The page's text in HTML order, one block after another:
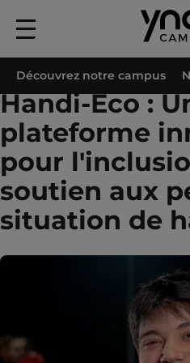
Menu
principal
Handi-Eco :
plateforme
pour
soutien aux
situation de
Découvrez notre campus